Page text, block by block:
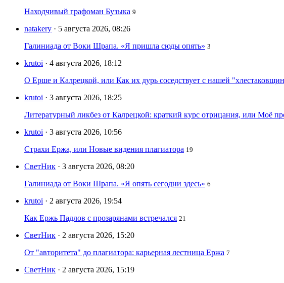
Находчивый графоман Бузыка 9
natakery · 5 августа 2026, 08:26
Галиниада от Воки Шрапа. «Я пришла сюды опять» 3
krutoi · 4 августа 2026, 18:12
О Ерше и Калрецкой, или Как их дурь соседствует с нашей
krutoi · 3 августа 2026, 18:25
Литературный ликбез от Калрецкой: краткий курс отрицания, или Моё
krutoi · 3 августа 2026, 10:56
Страхи Ержа, или Новые видения плагиатора 19
СветНик · 3 августа 2026, 08:20
Галиниада от Воки Шрапа. «Я опять сегодни здесь» 6
krutoi · 2 августа 2026, 19:54
Как Ержь Падлов с прозарянами встречался 21
СветНик · 2 августа 2026, 15:20
От "авторитета" до плагиатора: карьерная лестница Ержа 7
СветНик · 2 августа 2026, 15:19